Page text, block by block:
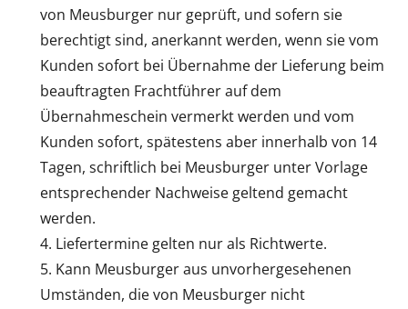
von Meusburger nur geprüft, und sofern sie
berechtigt sind, anerkannt werden, wenn sie vom
Kunden sofort bei Übernahme der Lieferung beim
beauftragten Frachtführer auf dem
Übernahmeschein vermerkt werden und vom
Kunden sofort, spätestens aber innerhalb von 14
Tagen, schriftlich bei Meusburger unter Vorlage
entsprechender Nachweise geltend gemacht
werden.
Liefertermine gelten nur als Richtwerte.
Kann Meusburger aus unvorhergesehenen
Umständen, die von Meusburger nicht